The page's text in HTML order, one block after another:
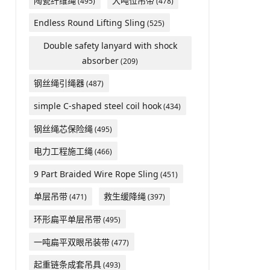
Endless Round Lifting Sling (525)
Double safety lanyard with shock
absorber(209)
钢丝绳引绳器(487)
simple C-shaped steel coil hook(434)
钢丝绳芯保险绳 (495)
电力工程施工绳(466)
9 Part Braided Wire Rope Sling (451)
单层吊带(471) 救生缓降绳(397)
环形扁平单层吊带(495)
一吨扁平双眼吊装带(477)
起重链条成套吊具(493)